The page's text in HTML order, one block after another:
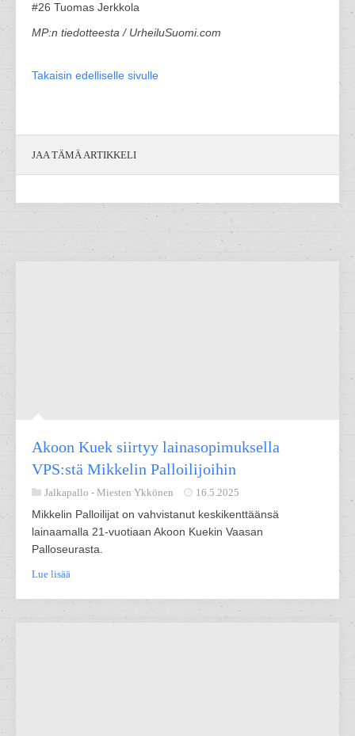
#26 Tuomas Jerkkola
MP:n tiedotteesta / UrheiluSuomi.com
Takaisin edelliselle sivulle
JAA TÄMÄ ARTIKKELI
Akoon Kuek siirtyy lainasopimuksella
VPS:stä Mikkelin Palloilijoihin
Jalkapallo - Miesten Ykkönen 16.5.2025
Mikkelin Palloilijat on vahvistanut keskikenttäänsä
lainaamalla 21-vuotiaan Akoon Kuekin Vaasan
Palloseurasta.
Lue lisää